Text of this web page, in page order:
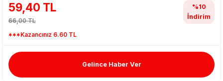
& Matara
59,40 TL
66,00 TL
***Kazancınız 6.60 TL
%10
İndirim
Gelince Haber Ver